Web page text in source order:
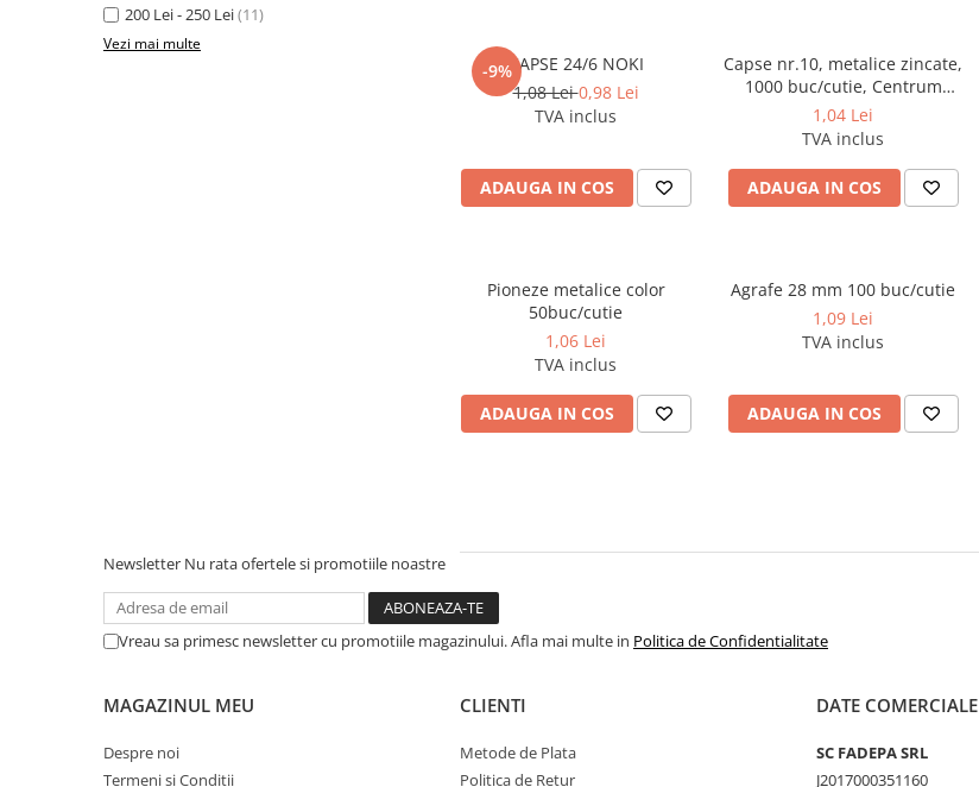
Acuarele, guase, tempera si
Compas scolar
Truse geometrie
Markere evidentiatoare text
200 Lei - 250 Lei(11)
Vezi mai multe
-9%CAPSE 24/6 NOKI
1,08 Lei0,98 Lei
TVA inclus
ADAUGA IN COS
Capse nr.10, metalice zincate,
1000 buc/cutie, Centrum
80068
1,04 Lei
TVA inclus
ADAUGA IN COS
Pioneze metalice color
50buc/cutie
1,06 Lei
TVA inclus
ADAUGA IN COS
Agrafe 28 mm 100 buc/cutie
1,09 Lei
TVA inclus
ADAUGA IN COS
Newsletter Nu rata ofertele si promotiile noastre
Vreau sa primesc newsletter cu promotiile magazinului. Afla mai multe in Politica de Confidentialitate
MAGAZINUL MEU
Despre noi
Termeni si Conditii
CLIENTI
Metode de Plata
Politica de Retur
DATE COMERCIALE
SC FADEPA SRL
J2017000351160